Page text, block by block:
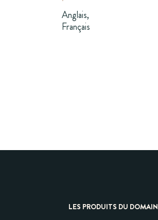
Anglais,
Français
LES PRODUITS DU